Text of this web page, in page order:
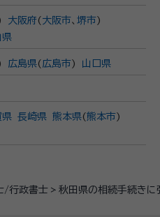
/行政書士 秋田県の相続手続き
大阪府( 大阪市、 堺市)
県
広島県( 広島市) 山口県
県 長崎県 熊本県(熊本市)